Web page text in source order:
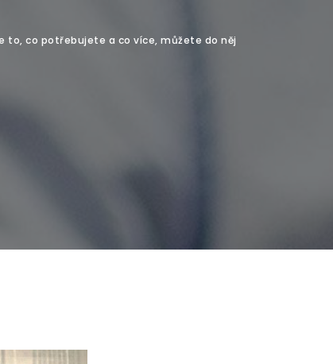
to, co potřebujete a co více, můžete do něj